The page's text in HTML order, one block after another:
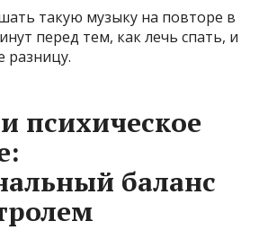
такую музыку на повторе в
перед тем, как лечь спать, и
разницу.
психическое
баланс